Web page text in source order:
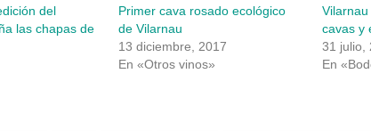
del
las chapas de
Primer cava rosado ecológico
de Vilarnau
13 diciembre, 2017
En «Otros vinos»
cavas y
31 julio,
En